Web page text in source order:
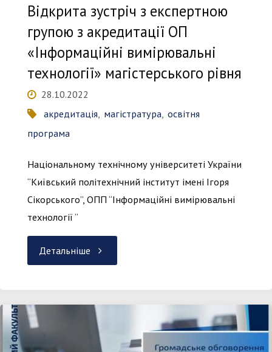
го
бакалаврського
рівня"
Відкрита зустріч з експертною
групою з акредитації ОП
«Інформаційні вимірювальні
технології» магістерського рівня
28.10.2022
акредитація, магістратура, освітня
програма
Національному технічному університеті України
“Київський політехнічний інститут імені Ігоря
Сікорського”, ОПП “Інформаційні вимірювальні
технології “
Детальніше "Відкрита
з
експертною